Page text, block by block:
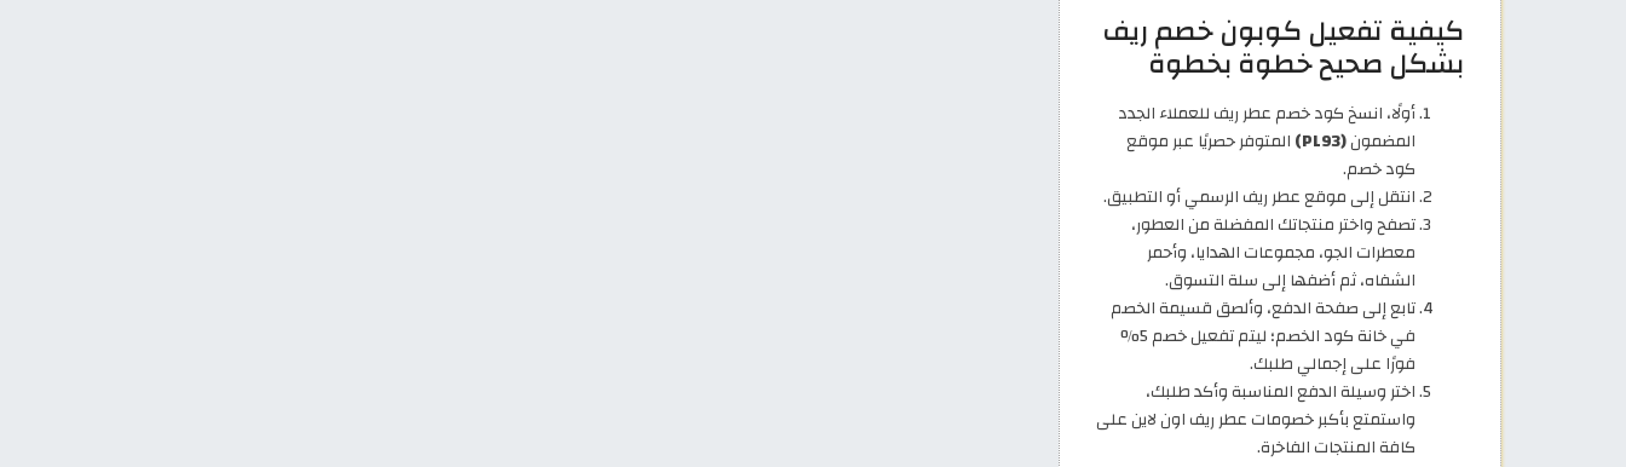
كيفية تفعيل كوبون خصم ريف
بشكل صحيح خطوة بخطوة
أولًا، انسخ كود خصم عطر ريف للعملاء الجدد
المضمون(PL93)
المتوفر حصريًا عبر موقع
كود خصم.
انتقل إلى موقع عطر ريف الرسمي أو التطبيق.
تصفح واختر منتجاتك المفضلة من العطور،
معطرات الجو، مجموعات الهدايا، وأحمر
الشفاه، ثم أضفها إلى سلة التسوق.
تابع إلى صفحة الدفع، وألصق قسيمة الخصم
في خانة كود الخصم؛ ليتم تفعيل خصم 5%
فورًا على إجمالي طلبك.
اختر وسيلة الدفع المناسبة وأكد طلبك،
واستمتع بأكبر خصومات عطر ريف اون لاين على
كافة المنتجات الفاخرة.